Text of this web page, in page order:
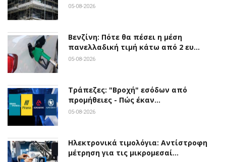
05-08-2026
Βενζίνη: Πότε θα πέσει η μέση
πανελλαδική τιμή κάτω από 2 ευ…
05-08-2026
Τράπεζες: "Βροχή" εσόδων από
προμήθειες - Πώς έκαν…
05-08-2026
Ηλεκτρονικά τιμολόγια: Αντίστροφη
μέτρηση για τις μικρομεσαί…